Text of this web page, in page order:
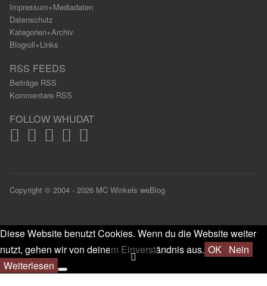
Impressum+Mediadaten
Datenschutz
Kategorien+Archiv
Blogroll+Links
RSS FEEDS
Beiträge RSS
Kommentare RSS
FOLLOW WHUDAT
Copyright © 2004 - 2026 MC Winkels weBlog
Diese Website benutzt Cookies. Wenn du die Website weiter
nutzt, gehen wir von deinem Einverständnis aus. OK Nein
Weiterlesen